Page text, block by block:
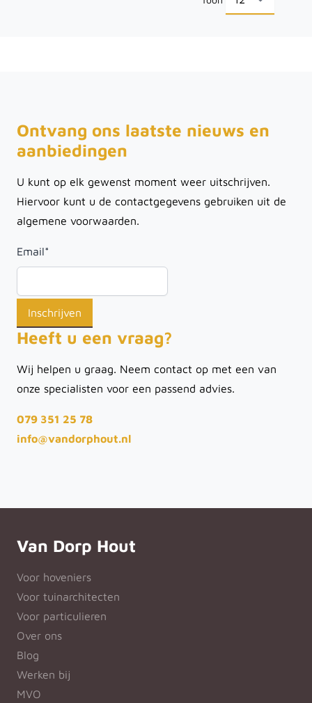
Ontvang ons laatste nieuws en
aanbiedingen
U kunt op elk gewenst moment weer uitschrijven.
Hiervoor kunt u de contactgegevens gebruiken uit de
algemene voorwaarden.
Email*
Heeft u een vraag?
Wij helpen u graag. Neem contact op met een van
onze specialisten voor een passend advies.
079 351 25 78
info@vandorphout.nl
Van Dorp Hout
Voor hoveniers
Voor tuinarchitecten
Voor particulieren
Over ons
Blog
Werken bij
MVO